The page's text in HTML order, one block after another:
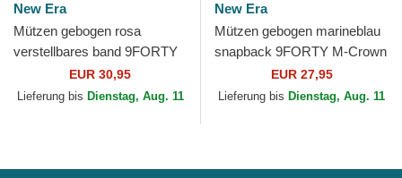
New Era
Mützen gebogen rosa
verstellbares band 9FORTY
Mini Cord der Los Angeles
Dodgers MLB von New Era
EUR 30,95
Lieferung bis Dienstag, Aug. 11
New Era
Mützen gebogen marineblau
snapback 9FORTY M-Crown
ajustable der FC Barcelona
LALIGA von New Era
EUR 27,95
Lieferung bis Dienstag, Aug. 11